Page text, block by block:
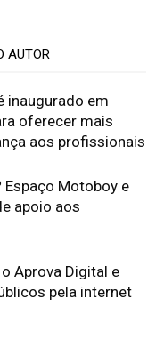
AUTOR
inaugurado em
oferecer mais
aos profissionais
Espaço Motoboy e
apoio aos
Aprova Digital e
pela internet